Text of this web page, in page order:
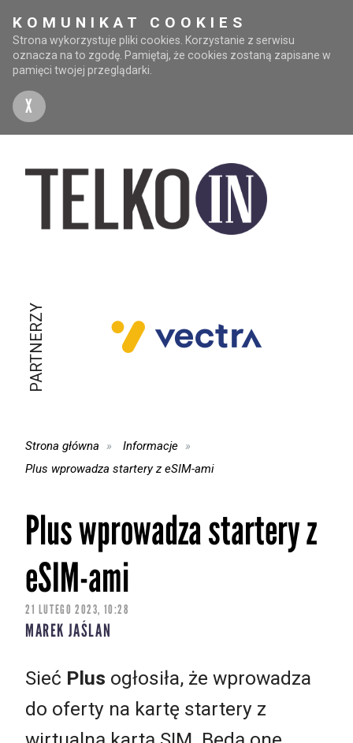
KOMUNIKAT COOKIES
Strona wykorzystuje pliki cookies. Korzystanie z serwisu
oznacza na to zgodę. Pamiętaj, że cookies zostaną zapisane w
pamięci twojej przeglądarki.
X
PARTNERZY
Strona główna
Informacje
Plus wprowadza startery z eSIM-ami
Plus wprowadza startery z
eSIM-ami
21 LUTEGO 2023, 10:28
MAREK JAŚLAN
Sieć Plus ogłosiła, że wprowadza
do oferty na kartę startery z